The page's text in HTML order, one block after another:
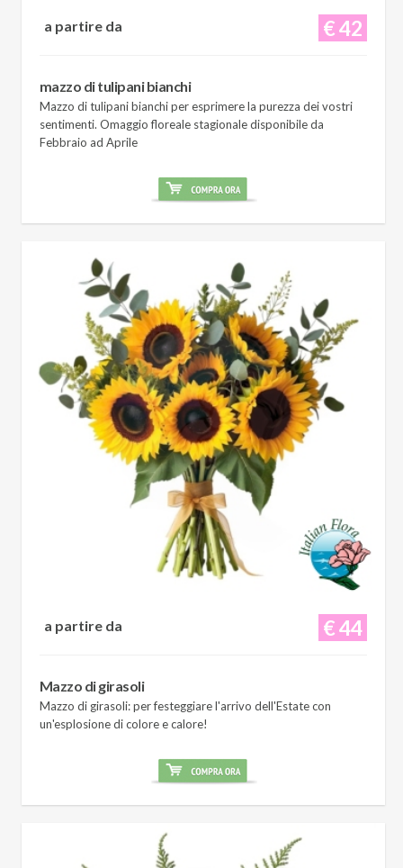
€ 42
a partire da
mazzo di tulipani bianchi
Mazzo di tulipani bianchi per esprimere la purezza dei vostri
sentimenti. Omaggio floreale stagionale disponibile da
Febbraio ad Aprile
€ 44
a partire da
Mazzo di girasoli
Mazzo di girasoli: per festeggiare l'arrivo dell'Estate con
un'esplosione di colore e calore!